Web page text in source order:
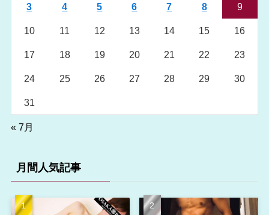
3 4 5 6 7 8 9
10 11 12 13 14 15 16
17 18 19 20 21 22 23
24 25 26 27 28 29 30
31
« 7月
月間人気記事